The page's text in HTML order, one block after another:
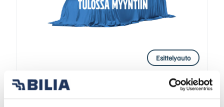
Esittelyauto
2026 8 000 km Helsinki